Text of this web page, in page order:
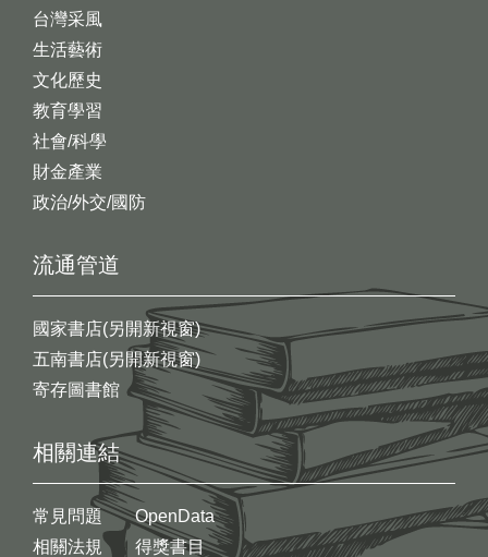
台灣采風
生活藝術
文化歷史
教育學習
社會/科學
財金產業
政治/外交/國防
流通管道
國家書店(另開新視窗)
五南書店(另開新視窗)
寄存圖書館
相關連結
常見問題
相關法規
OpenData
得獎書目